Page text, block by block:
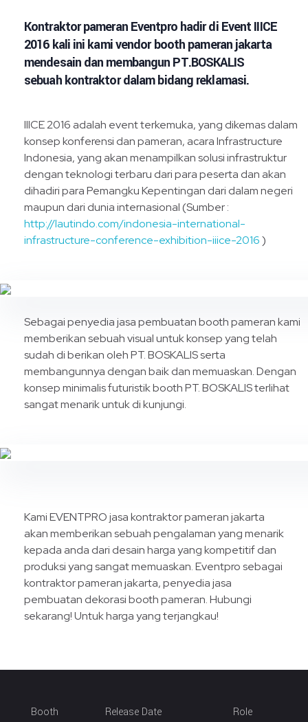
Kontraktor pameran Eventpro hadir di Event IIICE
2016 kali ini kami vendor booth pameran jakarta
mendesain dan membangun PT.BOSKALIS
sebuah kontraktor dalam bidang reklamasi.
IIICE 2016 adalah event terkemuka, yang dikemas dalam
konsep konferensi dan pameran, acara Infrastructure
Indonesia, yang akan menampilkan solusi infrastruktur
dengan teknologi terbaru dari para peserta dan akan
dihadiri para Pemangku Kepentingan dari dalam negeri
maupun dari dunia internasional (Sumber :
http://lautindo.com/indonesia-international-
infrastructure-conference-exhibition-iiice-2016)
Sebagai penyedia jasa pembuatan booth pameran kami
memberikan sebuah visual untuk konsep yang telah
sudah di berikan oleh PT. BOSKALIS serta
membangunnya dengan baik dan memuaskan. Dengan
konsep minimalis futuristik booth PT. BOSKALIS terlihat
sangat menarik untuk di kunjungi.
Kami EVENTPRO jasa kontraktor pameran jakarta
akan memberikan sebuah pengalaman yang menarik
kepada anda dari desain harga yang kompetitif dan
produksi yang sangat memuaskan. Eventpro sebagai
kontraktor pameran jakarta, penyedia jasa
pembuatan dekorasi booth pameran. Hubungi
sekarang! Untuk harga yang terjangkau!
Booth Release Date Role